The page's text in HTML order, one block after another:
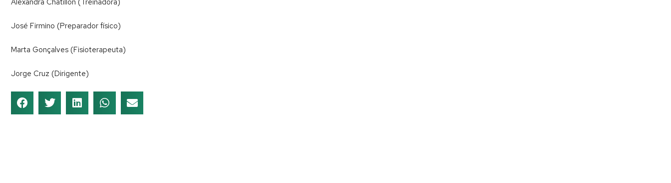
Alexandra Chatillon (Treinadora)
José Firmino (Preparador físico)
Marta Gonçalves (Fisioterapeuta)
Jorge Cruz (Dirigente)